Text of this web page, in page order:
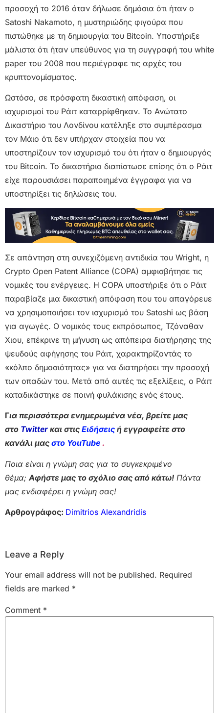
προσοχή το 2016 όταν δήλωσε δημόσια ότι ήταν ο
Satoshi Nakamoto, η μυστηριώδης φιγούρα που
πιστώθηκε με τη δημιουργία του Bitcoin. Υποστήριξε
μάλιστα ότι ήταν υπεύθυνος για τη συγγραφή του white
paper του 2008 που περιέγραφε τις αρχές του
κρυπτονομίσματος.
Ωστόσο, σε πρόσφατη δικαστική απόφαση, οι
ισχυρισμοί του Ράιτ καταρρίφθηκαν. Το Ανώτατο
Δικαστήριο του Λονδίνου κατέληξε στο συμπέρασμα
τον Μάιο ότι δεν υπήρχαν στοιχεία που να
υποστηρίζουν τον ισχυρισμό του ότι ήταν ο δημιουργός
του Bitcoin. Το δικαστήριο διαπίστωσε επίσης ότι ο Ράιτ
είχε παρουσιάσει παραποιημένα έγγραφα για να
υποστηρίξει τις δηλώσεις του.
Σε απάντηση στη συνεχιζόμενη αντιδικία του Wright, η
Crypto Open Patent Alliance (COPA) αμφισβήτησε τις
νομικές του ενέργειες. Η COPA υποστήριξε ότι ο Ράιτ
παραβίαζε μια δικαστική απόφαση που του απαγόρευε
να χρησιμοποιήσει τον ισχυρισμό του Satoshi ως βάση
για αγωγές. Ο νομικός τους εκπρόσωπος, Τζόναθαν
Χιου, επέκρινε τη μήνυση ως απόπειρα διατήρησης της
ψευδούς αφήγησης του Ράιτ, χαρακτηρίζοντάς το
«κόλπο δημοσιότητας» για να διατηρήσει την προσοχή
των οπαδών του. Μετά από αυτές τις εξελίξεις, ο Ράιτ
καταδικάστηκε σε ποινή φυλάκισης ενός έτους.
Για περισσότερα ενημερωμένα νέα, βρείτε μας
στο Twitter και στις Ειδήσεις ή εγγραφείτε στο
κανάλι μας στο YouTube .
Ποια είναι η γνώμη σας για το συγκεκριμένο
θέμα; Αφήστε μας το σχόλιο σας από κάτω! Πάντα
μας ενδιαφέρει η γνώμη σας!
Αρθρογράφος: Dimitrios Alexandridis
Leave a Reply
Your email address will not be published. Required
fields are marked *
Comment *